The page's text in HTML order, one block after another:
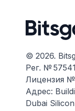
© 2026.
Рег. № 57541
Лицензия
Адрес:
Dubai